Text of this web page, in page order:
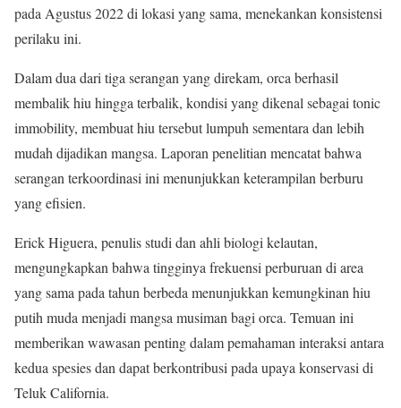
pada Agustus 2022 di lokasi yang sama, menekankan konsistensi
perilaku ini.
Dalam dua dari tiga serangan yang direkam, orca berhasil
membalik hiu hingga terbalik, kondisi yang dikenal sebagai tonic
immobility, membuat hiu tersebut lumpuh sementara dan lebih
mudah dijadikan mangsa. Laporan penelitian mencatat bahwa
serangan terkoordinasi ini menunjukkan keterampilan berburu
yang efisien.
Erick Higuera, penulis studi dan ahli biologi kelautan,
mengungkapkan bahwa tingginya frekuensi perburuan di area
yang sama pada tahun berbeda menunjukkan kemungkinan hiu
putih muda menjadi mangsa musiman bagi orca. Temuan ini
memberikan wawasan penting dalam pemahaman interaksi antara
kedua spesies dan dapat berkontribusi pada upaya konservasi di
Teluk California.